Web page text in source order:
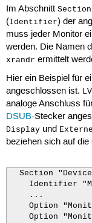
Im Abschnitt
(Identifier) der
muss jeder Monitor
werden. Die Namen
xrandr ermittelt
Hier ein Beispiel für
angeschlossen ist.
analoge Anschluss
DSUB-Stecker
Displayund
beziehen sich auf die
Section
Identifier
    ...
Option
Option